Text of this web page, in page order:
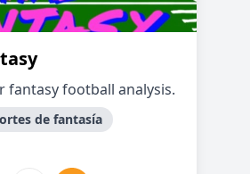
fantasy football analysis.
de fantasía